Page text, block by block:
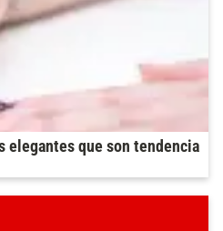
elegantes que son tendencia